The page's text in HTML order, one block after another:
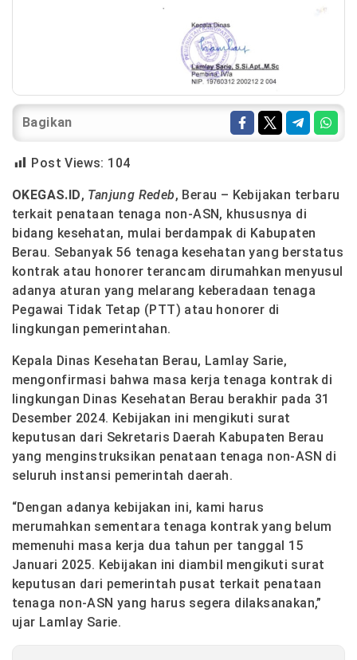
Bagikan
Post Views: 104
OKEGAS.ID, Tanjung Redeb, Berau – Kebijakan terbaru
terkait penataan tenaga non-ASN, khususnya di
bidang kesehatan, mulai berdampak di Kabupaten
Berau. Sebanyak 56 tenaga kesehatan yang berstatus
kontrak atau honorer terancam dirumahkan menyusul
adanya aturan yang melarang keberadaan tenaga
Pegawai Tidak Tetap (PTT) atau honorer di
lingkungan pemerintahan.
Kepala Dinas Kesehatan Berau, Lamlay Sarie,
mengonfirmasi bahwa masa kerja tenaga kontrak di
lingkungan Dinas Kesehatan Berau berakhir pada 31
Desember 2024. Kebijakan ini mengikuti surat
keputusan dari Sekretaris Daerah Kabupaten Berau
yang menginstruksikan penataan tenaga non-ASN di
seluruh instansi pemerintah daerah.
“Dengan adanya kebijakan ini, kami harus
merumahkan sementara tenaga kontrak yang belum
memenuhi masa kerja dua tahun per tanggal 15
Januari 2025. Kebijakan ini diambil mengikuti surat
keputusan dari pemerintah pusat terkait penataan
tenaga non-ASN yang harus segera dilaksanakan,”
ujar Lamlay Sarie.